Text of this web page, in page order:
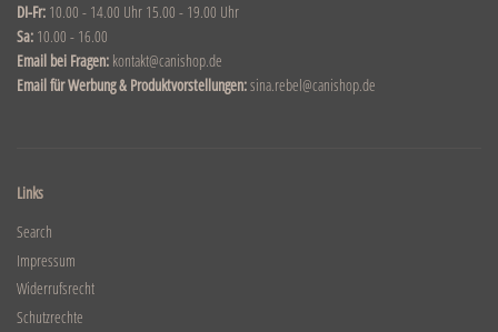
DI-Fr: 10.00 - 14.00 Uhr 15.00 - 19.00 Uhr
Sa: 10.00 - 16.00
Email bei Fragen: kontakt@canishop.de
Email für Werbung & Produktvorstellungen:sina.rebel@canishop.de
Links
Search
Impressum
Widerrufsrecht
Schutzrechte